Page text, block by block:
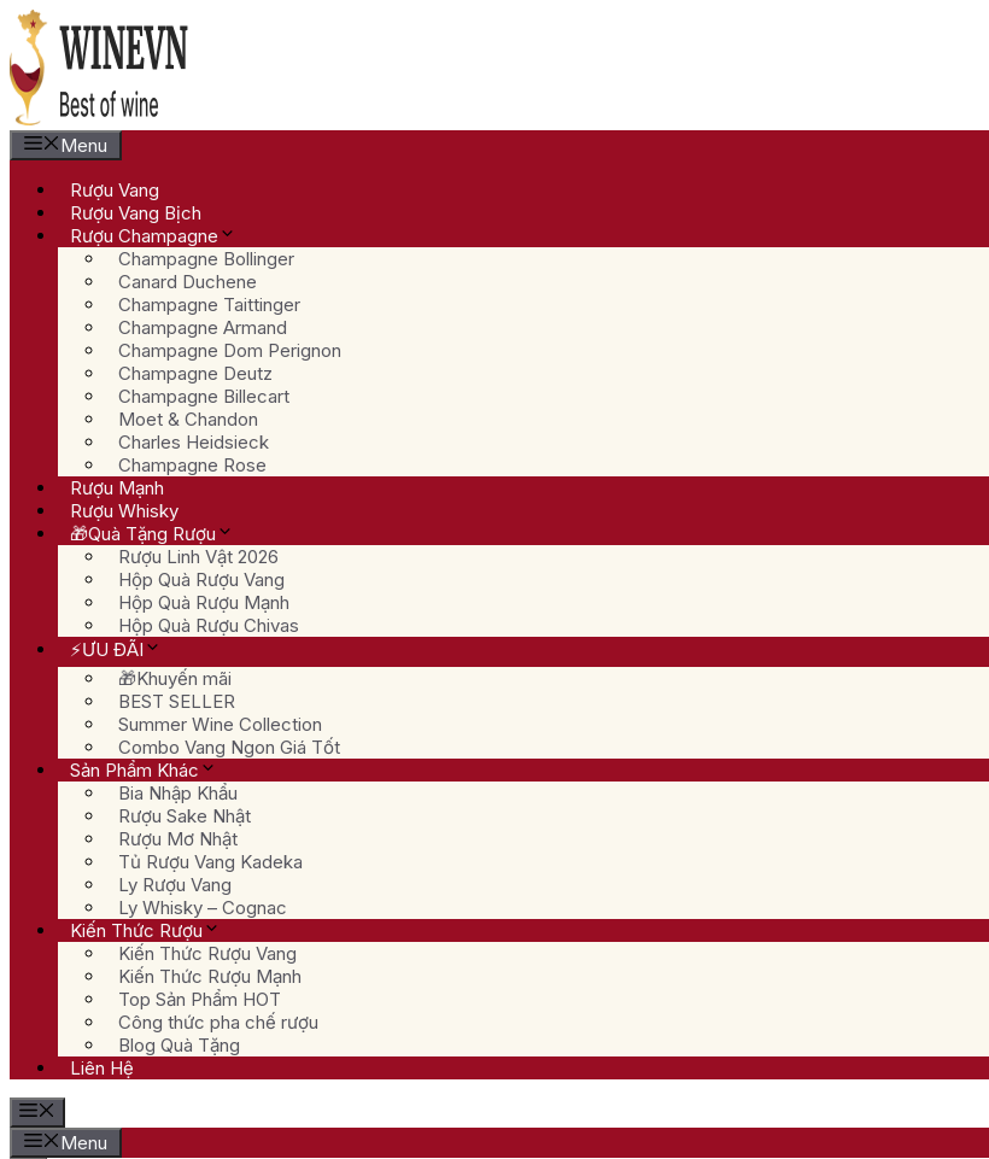
Chuyển
đến
nội
dung
Menu
Rượu Vang
Rượu Vang Bịch
Rượu Champagne
Champagne Bollinger
Canard Duchene
Champagne Taittinger
Champagne Armand
Champagne Dom Perignon
Champagne Deutz
Champagne Billecart
Moet & Chandon
Charles Heidsieck
Champagne Rose
Rượu Mạnh
Rượu Whisky
🎁Quà Tặng Rượu
Rượu Linh Vật 2026
Hộp Quà Rượu Vang
Hộp Quà Rượu Mạnh
Hộp Quà Rượu Chivas
⚡ƯU ĐÃI
🎁Khuyến mãi
BEST SELLER
Summer Wine Collection
Combo Vang Ngon Giá Tốt
Sản Phẩm Khác
Bia Nhập Khẩu
Rượu Sake Nhật
Rượu Mơ Nhật
Tủ Rượu Vang Kadeka
Ly Rượu Vang
Ly Whisky – Cognac
Kiến Thức Rượu
Kiến Thức Rượu Vang
Kiến Thức Rượu Mạnh
Top Sản Phẩm HOT
Công thức pha chế rượu
Blog Quà Tặng
Liên Hệ
Menu